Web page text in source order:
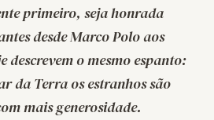
primeiro, seja honrada
desde Marco Polo aos
descrevem o mesmo espanto:
da Terra os estranhos são
mais generosidade.